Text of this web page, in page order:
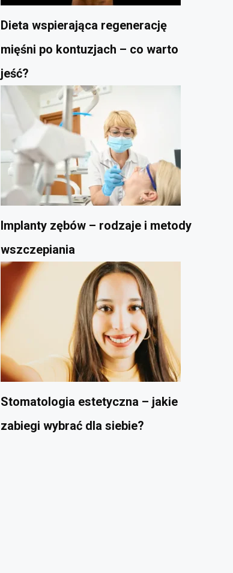
Dieta wspierająca regenerację
mięśni po kontuzjach – co warto
jeść?
Implanty zębów – rodzaje i metody
wszczepiania
Stomatologia estetyczna – jakie
zabiegi wybrać dla siebie?